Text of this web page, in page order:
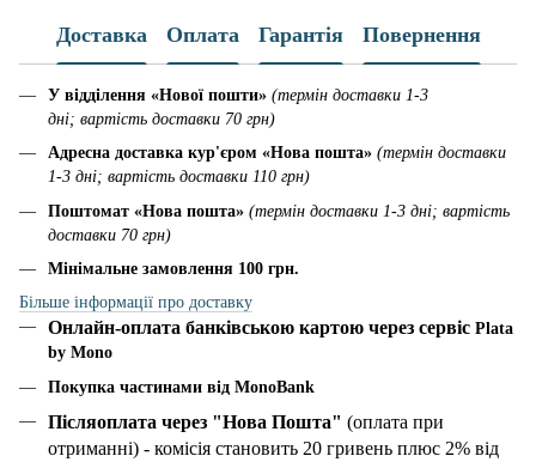
Доставка Оплата Гарантія Повернення
У відділення «Нової пошти» (термін доставки 1-3
дні; вартість доставки 70 грн)
Адресна доставка кур'єром «Нова пошта» (термін доставки
1-3 дні; вартість доставки 110 грн)
Поштомат «Нова пошта» (термін доставки 1-3 дні; вартість
доставки 70 грн)
Мінімальне замовлення 100 грн.
Більше інформації про доставку
Онлайн-оплата банківською картою через сервіс Plata
by Mono
Покупка частинами від MonoBank
Післяоплата через "Нова Пошта" (оплата при
отриманні) - комісія становить 20 гривень плюс 2% від